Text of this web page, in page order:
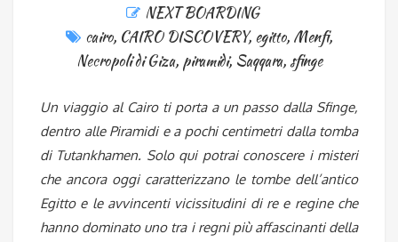
NEXT BOARDING
cairo, CAIRO DISCOVERY, egitto, Menfi,
Necropoli di Giza, piramidi, Saqqara, sfinge
Un viaggio al Cairo ti porta a un passo dalla Sfinge,
dentro alle Piramidi e a pochi centimetri dalla tomba
di Tutankhamen. Solo qui potrai conoscere i misteri
che ancora oggi caratterizzano le tombe dell’antico
Egitto e le avvincenti vicissitudini di re e regine che
hanno dominato uno tra i regni più affascinanti della